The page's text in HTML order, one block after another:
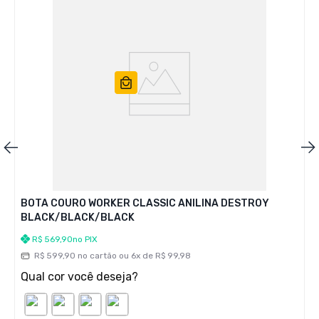
BOTA COURO WORKER CLASSIC ANILINA DESTROY
BLACK/BLACK/BLACK
R$ 569,90no PIX
R$ 599,90 no cartão ou 6x de R$ 99,98
Qual cor você deseja?